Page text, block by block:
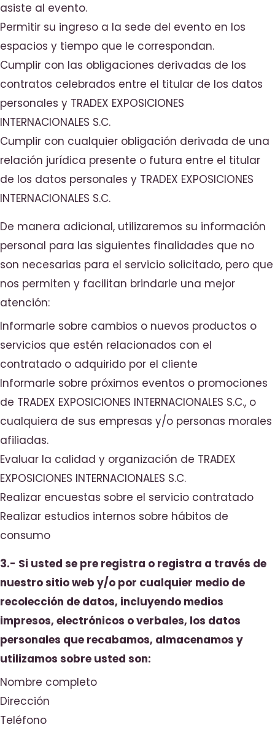
asiste al evento.
Permitir su ingreso a la sede del evento en los
espacios y tiempo que le correspondan.
Cumplir con las obligaciones derivadas de los
contratos celebrados entre el titular de los datos
personales y TRADEX EXPOSICIONES
INTERNACIONALES S.C.
Cumplir con cualquier obligación derivada de una
relación jurídica presente o futura entre el titular
de los datos personales y TRADEX EXPOSICIONES
INTERNACIONALES S.C.
De manera adicional, utilizaremos su información
personal para las siguientes finalidades que no
son necesarias para el servicio solicitado, pero que
nos permiten y facilitan brindarle una mejor
atención:
Informarle sobre cambios o nuevos productos o
servicios que estén relacionados con el
contratado o adquirido por el cliente
Informarle sobre próximos eventos o promociones
de TRADEX EXPOSICIONES INTERNACIONALES S.C., o
cualquiera de sus empresas y/o personas morales
afiliadas.
Evaluar la calidad y organización de TRADEX
EXPOSICIONES INTERNACIONALES S.C.
Realizar encuestas sobre el servicio contratado
Realizar estudios internos sobre hábitos de
consumo
3.- Si usted se pre registra o registra a través de
nuestro sitio web y/o por cualquier medio de
recolección de datos, incluyendo medios
impresos, electrónicos o verbales, los datos
personales que recabamos, almacenamos y
utilizamos sobre usted son:
Nombre completo
Dirección
Teléfono